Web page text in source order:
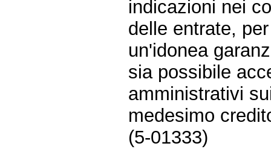
indicazioni nei
delle entrate,
un'idonea
sia possibile
amministrativi
medesimo
(5-01333)